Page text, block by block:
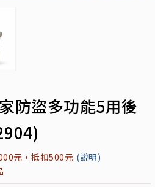
防盜多功能5用後
元，抵扣500元 (說明)